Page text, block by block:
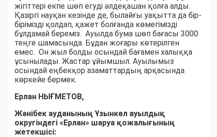
жігіттері екпе шөп егуді әлдеқашан қолға алды.
Қазіргі науқан кезінде де, былайғы уақытта да бір-
бірімізді қолдап, қажет болғанда көмегімізді
бұлдамай береміз. Ауылда бума шөп бағасы 3000
теңге шамасында. Бұдан жоғары көтерілген
емес. Он жыл болды осындай бағамен халыққа
ұсынылады. Жастар ұйымшыл. Ауылымыз
осындай еңбекқор азаматтардың арқасында
көркейе бермек.
Ерлан НЫҒМЕТОВ,
Жәнібек ауданының Ұзынкөл ауылдық
округіндегі «Ерлан» шаруа қожалығының
жетекшісі: